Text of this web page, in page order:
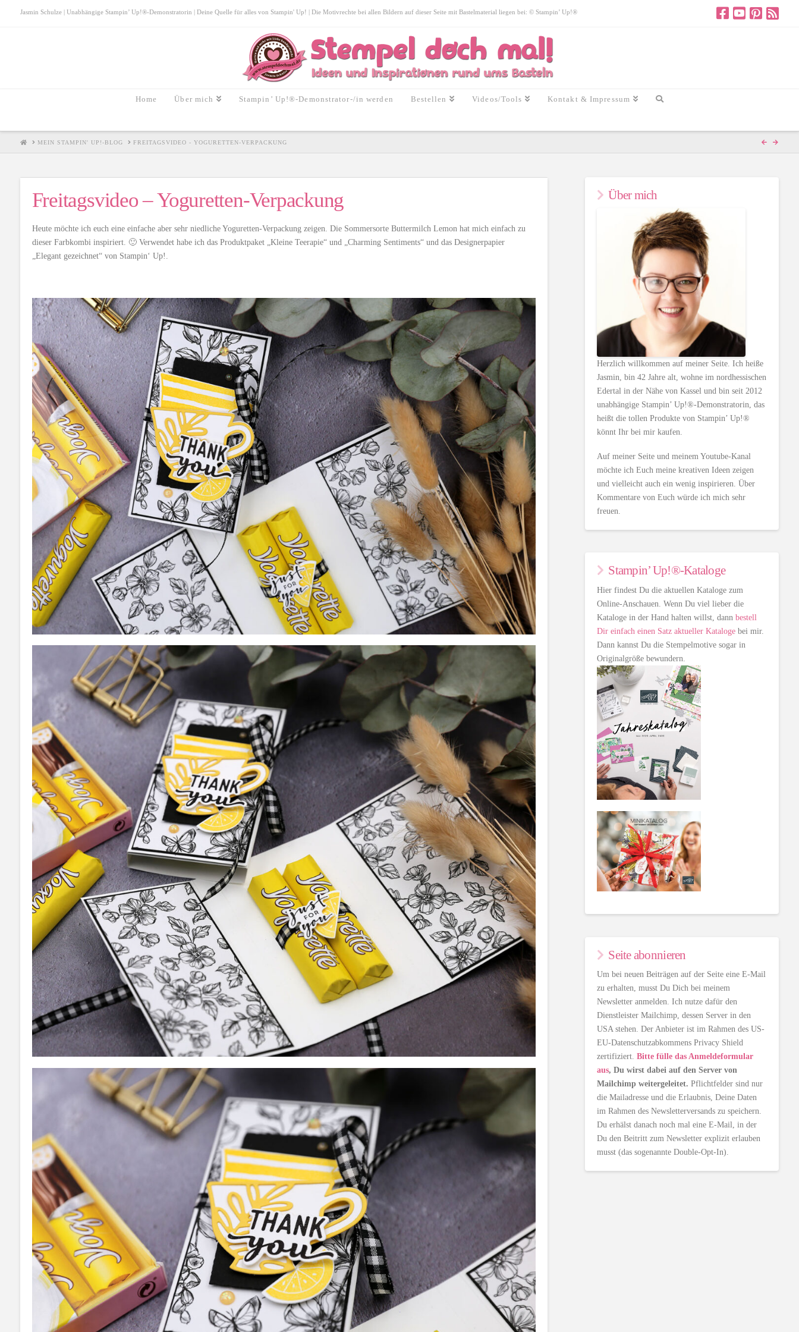
Jasmin Schulze | Unabhängige Stampin’ Up!®-Demonstratorin | Deine Quelle für alles von Stampin' Up! | Die Motivrechte bei allen Bildern auf dieser Seite mit Bastelmaterial liegen bei: © Stampin’ Up!®
Home Über mich Stampin’ Up!®-Demonstrator-/in werden Bestellen Videos/Tools Kontakt & Impressum
HOMEMEIN STAMPIN' UP!-BLOG FREITAGSVIDEO - YOGURETTEN-VERPACKUNG
Freitagsvideo – Yoguretten-Verpackung
Heute möchte ich euch eine einfache aber sehr niedliche Yoguretten-Verpackung zeigen. Die Sommersorte Buttermilch Lemon hat mich einfach zu
dieser Farbkombi inspiriert. 🙂 Verwendet habe ich das Produktpaket „Kleine Teerapie“ und „Charming Sentiments“ und das Designerpapier
„Elegant gezeichnet“ von Stampin‘ Up!.
Über mich
Herzlich willkommen auf meiner Seite. Ich heiße
Jasmin, bin 42 Jahre alt, wohne im nordhessischen
Edertal in der Nähe von Kassel und bin seit 2012
unabhängige Stampin’ Up!®-Demonstratorin, das
heißt die tollen Produkte von Stampin’ Up!®
könnt Ihr bei mir kaufen.
Auf meiner Seite und meinem Youtube-Kanal
möchte ich Euch meine kreativen Ideen zeigen
und vielleicht auch ein wenig inspirieren. Über
Kommentare von Euch würde ich mich sehr
freuen.
Stampin’ Up!®-Kataloge
Hier findest Du die aktuellen Kataloge zum
Online-Anschauen. Wenn Du viel lieber die
Kataloge in der Hand halten willst, dannbestell
Dir einfach einen Satz aktueller Kataloge bei mir.
Dann kannst Du die Stempelmotive sogar in
Originalgröße bewundern.
Seite abonnieren
Um bei neuen Beiträgen auf der Seite eine E-Mail
zu erhalten, musst Du Dich bei meinem
Newsletter anmelden. Ich nutze dafür den
Dienstleister Mailchimp, dessen Server in den
USA stehen. Der Anbieter ist im Rahmen des US-
EU-Datenschutzabkommens Privacy Shield
zertifiziert.Bitte fülle das Anmeldeformular
aus, Du wirst dabei auf den Server von
Mailchimp weitergeleitet. Pflichtfelder sind nur
die Mailadresse und die Erlaubnis, Deine Daten
im Rahmen des Newsletterversands zu speichern.
Du erhälst danach noch mal eine E-Mail, in der
Du den Beitritt zum Newsletter explizit erlauben
musst (das sogenannte Double-Opt-In).